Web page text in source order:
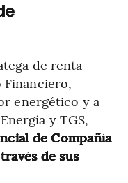
de renta
energético y a
y TGS,
de Compañía
de sus